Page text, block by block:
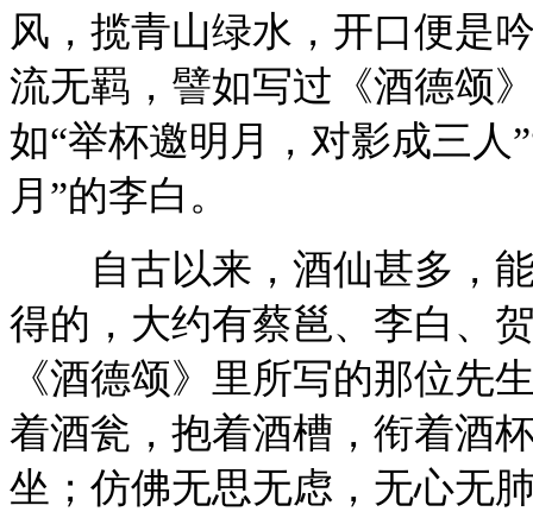
风，揽青山绿水，开口便是
流无羁，譬如写过《酒德颂
如“举杯邀明月，对影成三人
月”的李白。
自古以来，酒仙甚多，能
得的，大约有蔡邕、李白、
《酒德颂》里所写的那位先
着酒瓮，抱着酒槽，衔着酒
坐；仿佛无思无虑，无心无